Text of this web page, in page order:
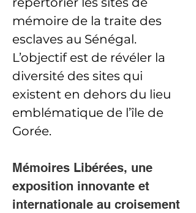
mémoire de la traite des
esclaves au Sénégal.
L’objectif est de révéler la
diversité des sites qui
existent en dehors du lieu
emblématique de l’île de
Gorée.
Mémoires Libérées, une
exposition innovante et
internationale au croisement